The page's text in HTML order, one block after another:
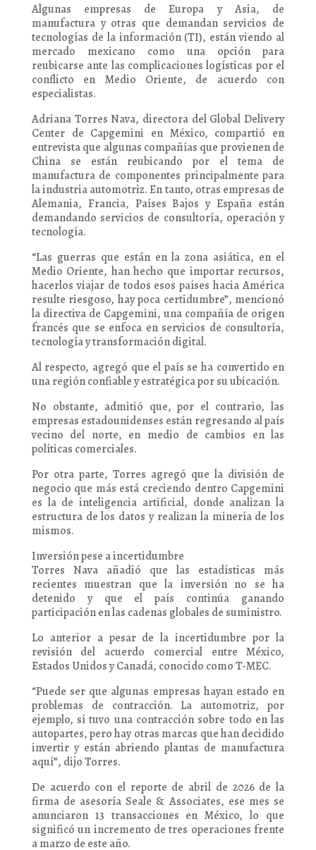
Algunas empresas de Europa y Asia, de
manufactura y otras que demandan servicios de
tecnologías de la información (TI), están viendo al
mercado mexicano como una opción para
reubicarse ante las complicaciones logísticas por el
conflicto en Medio Oriente, de acuerdo con
especialistas.
Adriana Torres Nava, directora del Global Delivery
Center de Capgemini en México, compartió en
entrevista que algunas compañías que provienen de
China se están reubicando por el tema de
manufactura de componentes principalmente para
la industria automotriz. En tanto, otras empresas de
Alemania, Francia, Países Bajos y España están
demandando servicios de consultoría, operación y
tecnología.
“Las guerras que están en la zona asiática, en el
Medio Oriente, han hecho que importar recursos,
hacerlos viajar de todos esos países hacia América
resulte riesgoso, hay poca certidumbre”, mencionó
la directiva de Capgemini, una compañía de origen
francés que se enfoca en servicios de consultoría,
tecnología y transformación digital.
Al respecto, agregó que el país se ha convertido en
una región confiable y estratégica por su ubicación.
No obstante, admitió que, por el contrario, las
empresas estadounidenses están regresando al país
vecino del norte, en medio de cambios en las
políticas comerciales.
Por otra parte, Torres agregó que la división de
negocio que más está creciendo dentro Capgemini
es la de inteligencia artificial, donde analizan la
estructura de los datos y realizan la minería de los
mismos.
Inversión pese a incertidumbre
Torres Nava añadió que las estadísticas más
recientes muestran que la inversión no se ha
detenido y que el país continúa ganando
participación en las cadenas globales de suministro.
Lo anterior a pesar de la incertidumbre por la
revisión del acuerdo comercial entre México,
Estados Unidos y Canadá, conocido como T-MEC.
“Puede ser que algunas empresas hayan estado en
problemas de contracción. La automotriz, por
ejemplo, sí tuvo una contracción sobre todo en las
autopartes, pero hay otras marcas que han decidido
invertir y están abriendo plantas de manufactura
aquí”, dijo Torres.
De acuerdo con el reporte de abril de 2026 de la
firma de asesoría Seale & Associates, ese mes se
anunciaron 13 transacciones en México, lo que
significó un incremento de tres operaciones frente
a marzo de este año.